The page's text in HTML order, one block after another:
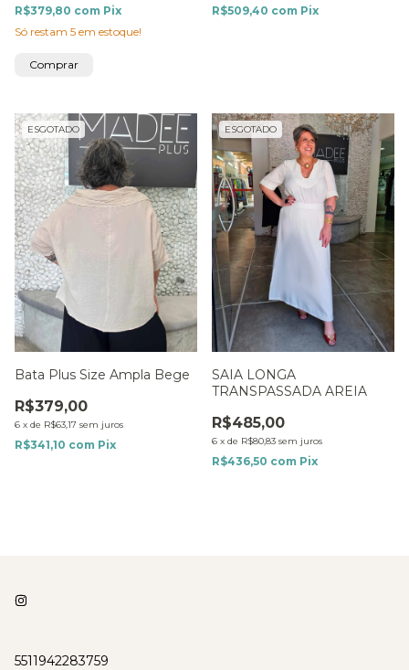
R$379,80 com Pix
Só restam 5 em estoque!
Comprar
R$509,40 com Pix
ESGOTADO
Bata Plus Size Ampla Bege
R$379,00
6 x de R$63,17 sem juros
R$341,10 com Pix
ESGOTADO
SAIA LONGA
TRANSPASSADA AREIA
R$485,00
6 x de R$80,83 sem juros
R$436,50 com Pix
5511942283759